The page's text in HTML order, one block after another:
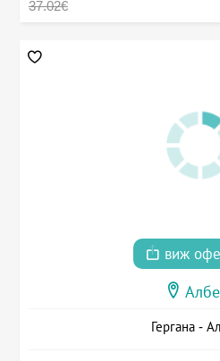
37.02€
виж
Гергана -